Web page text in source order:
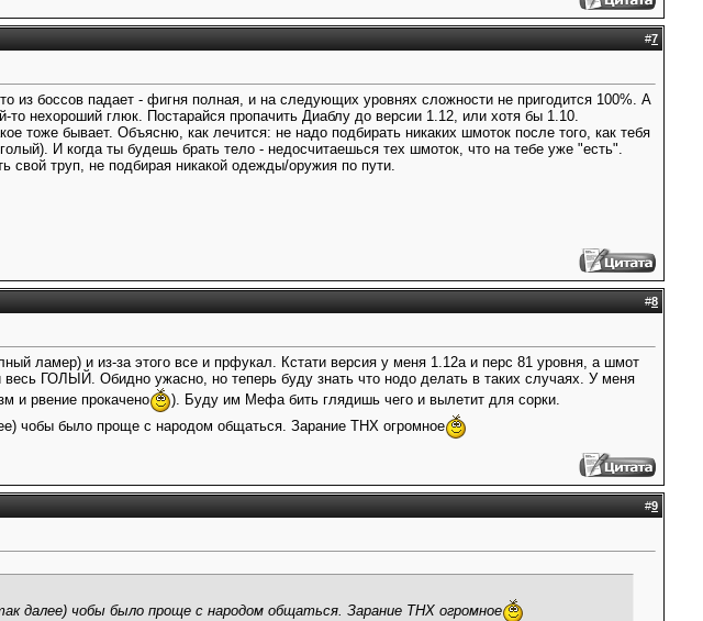
#7
из боссов падает - фигня полная, и на следующих уровнях сложности не пригодится 100%. А
нехороший глюк. Постарайся пропачить Диаблу до версии 1.12, или хотя бы 1.10.
тоже бывает. Объясню, как лечится: не надо подбирать никаких шмоток после того, как тебя
И когда ты будешь брать тело - недосчитаешься тех шмоток, что на тебе уже "есть".
свой труп, не подбирая никакой одежды/оружия по пути.
#8
ламер) и из-за этого все и прфукал. Кстати версия у меня 1.12а и перс 81 уровня, а шмот
ГОЛЫЙ. Обидно ужасно, но теперь буду знать что нодо делать в таких случаях. У меня
и рвение прокачено
). Буду им Мефа бить глядишь чего и вылетит для сорки.
чобы было проще с народом общаться. Зарание THX огромное
#9
далее) чобы было проще с народом общаться. Зарание THX огромное